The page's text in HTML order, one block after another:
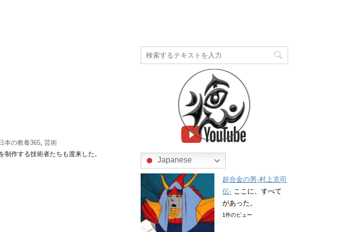
本の教養365, 芸術
作する技術者たちも渡来した。
Japanese
超合金の男-村上克司
伝- ここに、すべて
があった。
1件のビュー